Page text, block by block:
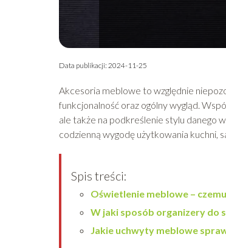
Data publikacji: 2024-11-25
Akcesoria meblowe to względnie
funkcjonalność oraz ogólny wygląd.
ale także na podkreślenie stylu danego
codzienną wygodę użytkowania kuchni,
Spis treści:
Oświetlenie meblowe –
W jaki sposób organizery do
Jakie uchwyty meblowe